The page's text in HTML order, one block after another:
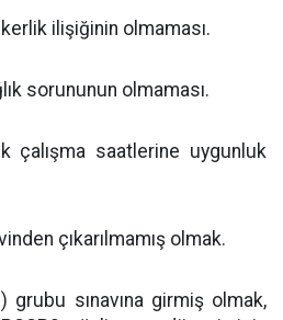
ilişiğinin olmaması.
sorununun olmaması.
çalışma saatlerine uygunluk
çıkarılmamış olmak.
grubu sınavına girmiş olmak,